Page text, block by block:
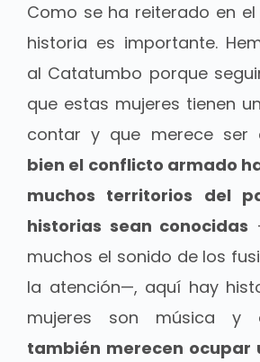
Como se ha reiterado en
historia es importante.
al Catatumbo porque
que estas mujeres tienen
contar y que merece ser
bien el conflicto armado
muchos territorios del
historias sean conocidas
muchos el sonido de los
la atención—, aquí hay
mujeres son música y
también merecen ocupar